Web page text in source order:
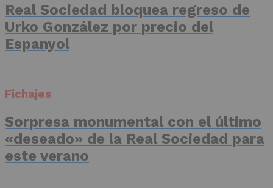
Real Sociedad bloquea regreso de
Urko González por precio del
Espanyol
Fichajes
Sorpresa monumental con el último
«deseado» de la Real Sociedad para
este verano